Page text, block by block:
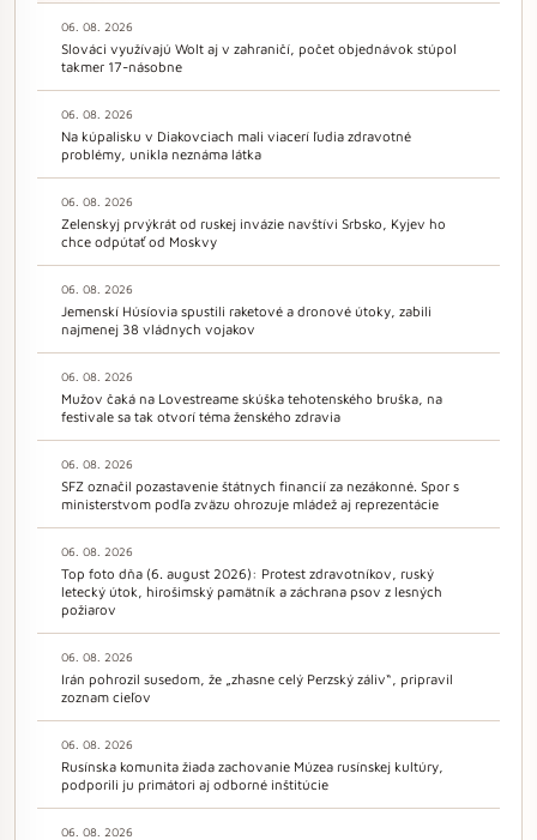
06. 08. 2026
Slováci využívajú Wolt aj v zahraničí, počet objednávok stúpol
takmer 17-násobne
06. 08. 2026
Na kúpalisku v Diakovciach mali viacerí ľudia zdravotné
problémy, unikla neznáma látka
06. 08. 2026
Zelenskyj prvýkrát od ruskej invázie navštívi Srbsko, Kyjev ho
chce odpútať od Moskvy
06. 08. 2026
Jemenskí Húsíovia spustili raketové a dronové útoky, zabili
najmenej 38 vládnych vojakov
06. 08. 2026
Mužov čaká na Lovestreame skúška tehotenského bruška, na
festivale sa tak otvorí téma ženského zdravia
06. 08. 2026
SFZ označil pozastavenie štátnych financií za nezákonné. Spor s
ministerstvom podľa zväzu ohrozuje mládež aj reprezentácie
06. 08. 2026
Top foto dňa (6. august 2026): Protest zdravotníkov, ruský
letecký útok, hirošimský pamätník a záchrana psov z lesných
požiarov
06. 08. 2026
Irán pohrozil susedom, že „zhasne celý Perzský záliv“, pripravil
zoznam cieľov
06. 08. 2026
Rusínska komunita žiada zachovanie Múzea rusínskej kultúry,
podporili ju primátori aj odborné inštitúcie
06. 08. 2026